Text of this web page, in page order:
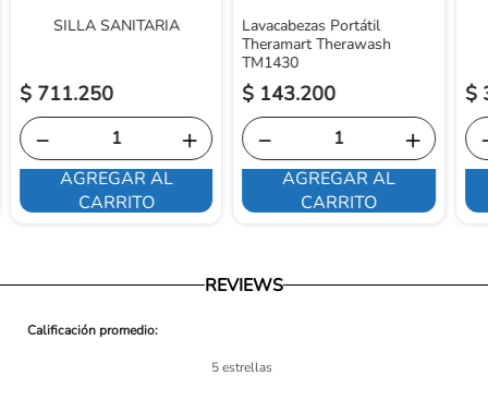
SILLA SANITARIA
$ 711.250
＋
－
AGREGAR AL
CARRITO
Lavacabezas Portátil
Theramart Therawash
TM1430
$ 143.200
＋
－
AGREGAR AL
CARRITO
$
REVIEWS
5 estrellas